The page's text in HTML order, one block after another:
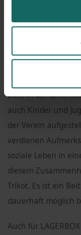
Begegnung,
jungen Menschen
Gleichzeitig bieten
demGemeinschaft
Ausgleich
Dass in der
auch Kinder und
der Verein
verdienen
soziale Leben in
diesem
Trikot. Es ist ein
dauerhaft möglich
Auch für